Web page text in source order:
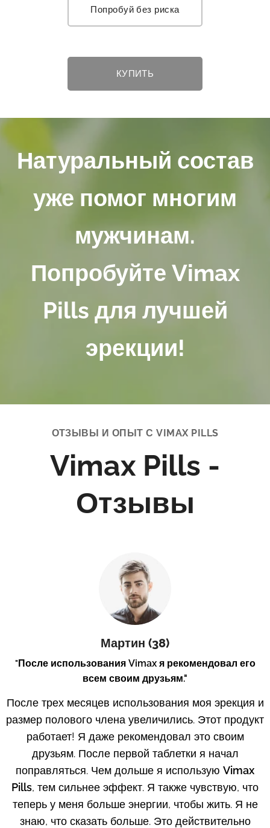
Попробуй без риска
КУПИТЬ
Натуральный состав
уже помог многим
мужчинам.
Попробуйте Vimax
Pills для лучшей
эрекции!
ОТЗЫВЫ И ОПЫТ С VIMAX PILLS
Vimax Pills -
Отзывы
Мартин (38)
"После использования Vimax я рекомендовал его
всем своим друзьям."
После трех месяцев использования моя эрекция и
размер полового члена увеличились. Этот продукт
работает! Я даже рекомендовал это своим
друзьям. После первой таблетки я начал
поправляться. Чем дольше я использую Vimax
Pills, тем сильнее эффект. Я также чувствую, что
теперь у меня больше энергии, чтобы жить. Я не
знаю, что сказать больше. Это действительно